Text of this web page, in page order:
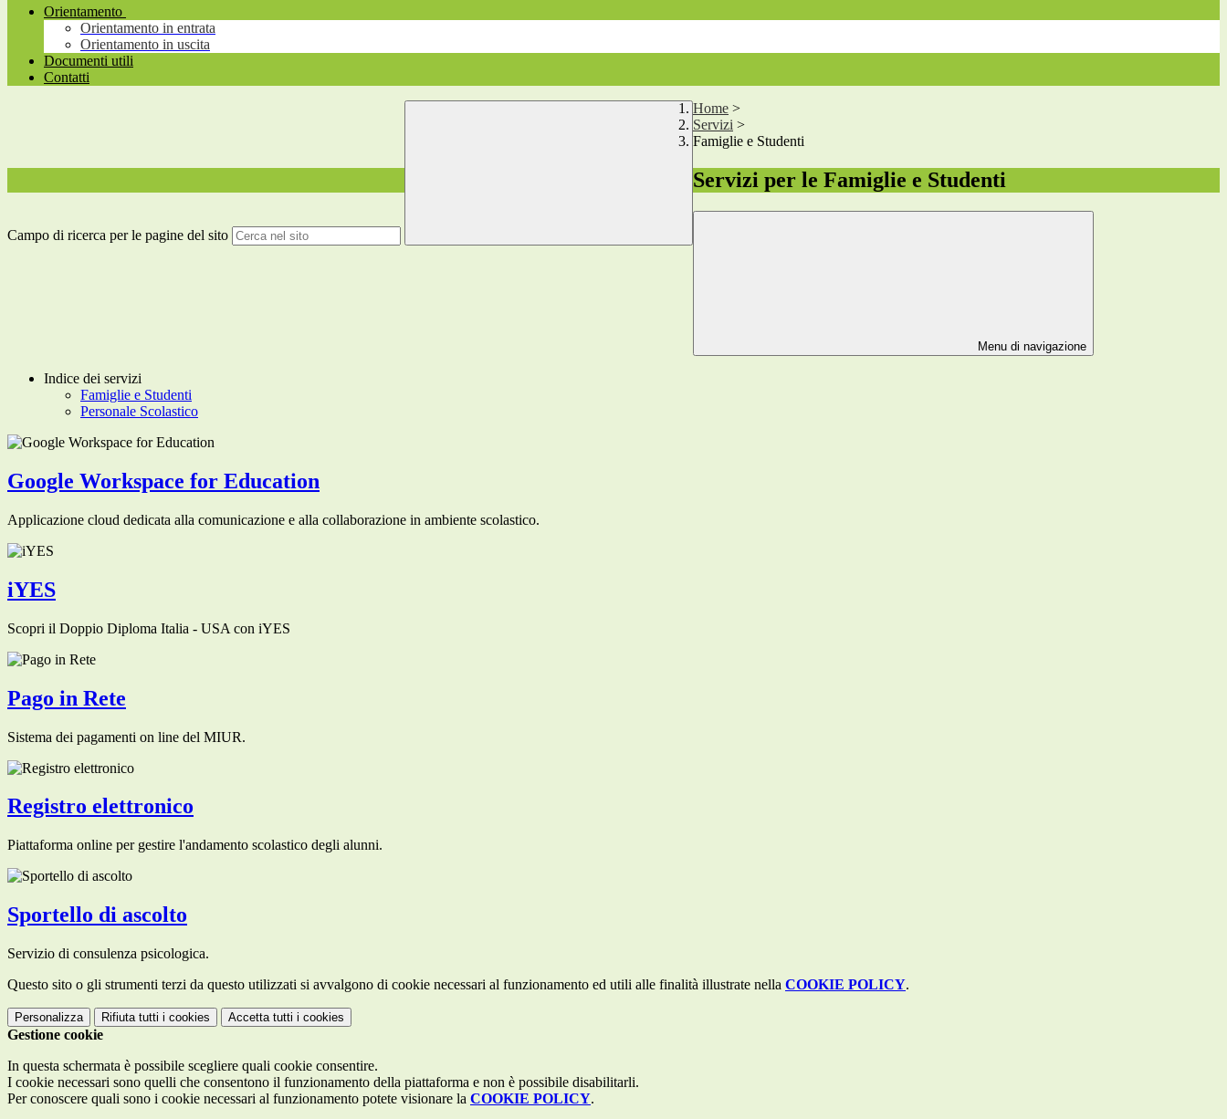
Orientamento
Orientamento in entrata
Orientamento in uscita
Documenti utili
Contatti
Campo di ricerca per le pagine del sito
Home >
Servizi >
Famiglie e Studenti
Servizi per le Famiglie e Studenti
Menu di navigazione
Indice dei servizi
Famiglie e Studenti
Personale Scolastico
Google Workspace for Education
Applicazione cloud dedicata alla comunicazione e alla collaborazione in ambiente scolastico.
iYES
Scopri il Doppio Diploma Italia - USA con iYES
Pago in Rete
Sistema dei pagamenti on line del MIUR.
Registro elettronico
Piattaforma online per gestire l'andamento scolastico degli alunni.
Sportello di ascolto
Servizio di consulenza psicologica.
Questo sito o gli strumenti terzi da questo utilizzati si avvalgono di cookie necessari al funzionamento ed utili alle finalità illustrate nella COOKIE POLICY.
Personalizza Rifiuta tutti i cookies Accetta tutti i cookies
Gestione cookie
In questa schermata è possibile scegliere quali cookie consentire.
I cookie necessari sono quelli che consentono il funzionamento della piattaforma e non è possibile disabilitarli.
Per conoscere quali sono i cookie necessari al funzionamento potete visionare la COOKIE POLICY.